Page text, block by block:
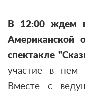
В 12:00 ждем
Американской
спектакле
участие в нем
Вместе с